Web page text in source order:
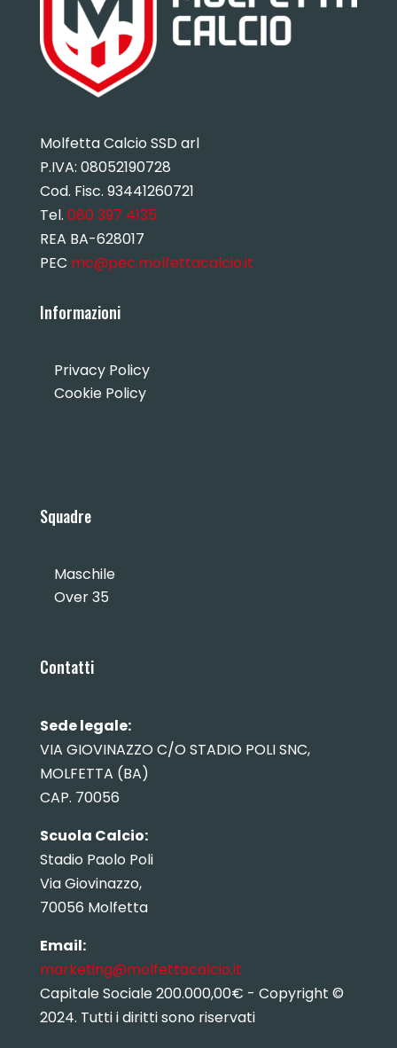
Molfetta Calcio SSD arl
P.IVA: 08052190728
Cod. Fisc. 93441260721
Tel. 080 397 4135
REA BA-628017
PEC mc@pec.molfettacalcio.it
Informazioni
Privacy Policy
Cookie Policy
Squadre
Maschile
Over 35
Contatti
Sede legale:
VIA GIOVINAZZO C/O STADIO POLI SNC,
MOLFETTA (BA)
CAP. 70056
Scuola Calcio:
Stadio Paolo Poli
Via Giovinazzo,
70056 Molfetta
Email:
marketing@molfettacalcio.it
Capitale Sociale 200.000,00€ - Copyright ©
2024. Tutti i diritti sono riservati